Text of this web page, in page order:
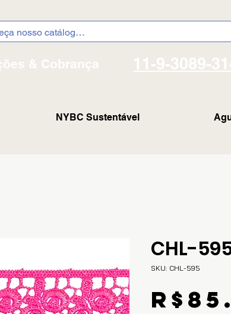
& Cobrança 11-9-3089-
CHL-
SKU: CHL-595
NYBC Sustentável